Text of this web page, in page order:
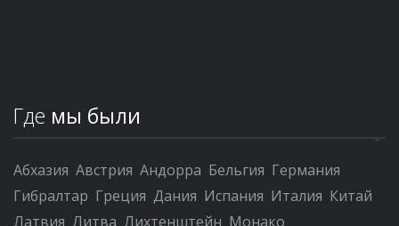
Где мы были
Абхазия Австрия Андорра Бельгия Германия
Гибралтар Греция Дания Испания Италия Китай
Латвия Литва Лихтенштейн Монако